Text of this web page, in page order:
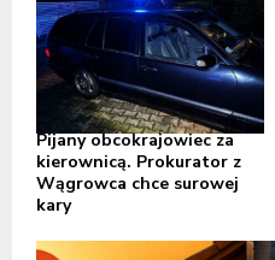
Pijany obcokrajowiec za
kierownicą. Prokurator z
Wągrowca chce surowej
kary